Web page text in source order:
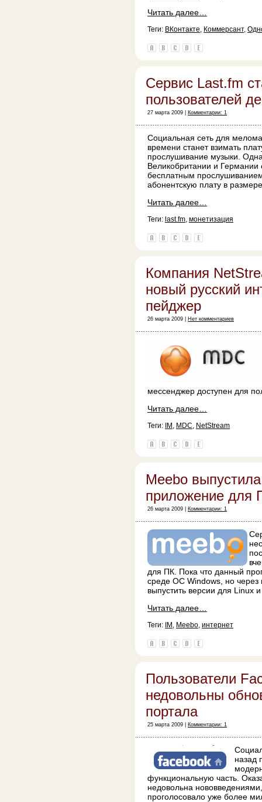
Читать далее…
Теги: ВКонтакте, Коммерсант,
Сервис Last.fm
пользователей
27 марта 2009 | Комментарии: 1
Социальная сеть для
времени станет взимать
прослушивание музыки.
Великобритании и Германии
бесплатным
абонентскую плату в
Читать далее…
Теги: last.fm, монетизация
Компания
новый русский
пейджер
26 марта 2009 | Нет комментариев
мессенджер доступен для
Читать далее…
Теги: IM , MDC, NetStream
Meebo
приложение для
26 марта 2009 | Комментарии: 1
для ПК. Пока что данный
среде ОС Windows, но через
выпустить версии для Linux
Читать далее…
Теги: IM , Meebo, интернет
Пользователи
недовольны
портала
25 марта 2009 | Комментарии: 1
назад
функциональную часть.
недовольна
проголосовало уже более